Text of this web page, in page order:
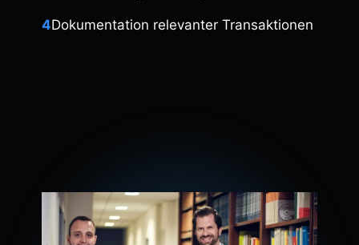
4Dokumentation relevanter Transaktionen